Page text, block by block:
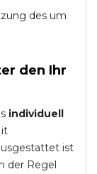
des um
den Ihr
individuell
ist
der Regel